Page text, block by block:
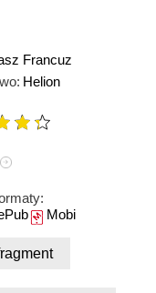
Francuz
Helion
Mobi